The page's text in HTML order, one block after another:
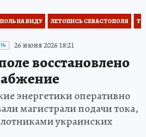
НА ВИДУ ЛЕТОПИСЬ СЕВАСТОПОЛЯ
26 июня 2026 18:21
восстановлено
энергетики оперативно
магистрали подачи тока,
украинских